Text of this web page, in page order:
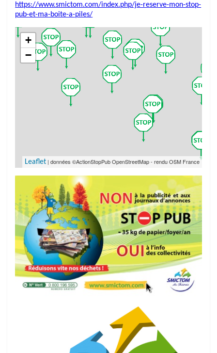
https://www.smictom.com/index.php/je-reserve-mon-stop-
pub-et-ma-boite-a-piles/
+
−
Leaflet| données ©ActionStopPub OpenStreetMap - rendu OSM France